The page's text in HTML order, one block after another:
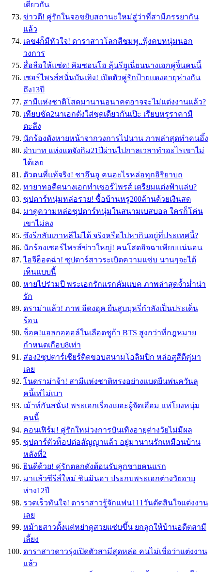
เดียวกัน
ข่าวดี! คู่รักในจอขยับสถานะใหม่สู่ว่าที่สามีภรรยากัน
แล้ว
เลข4ก็มีหัวใจ! ดาราสาวโลกสีชมพู..ฟุ้งคบหนุ่มนอก
วงการ
สื่อลือให้แซ่ด! คิมซอนโฮ ลุ้นรียูเนี่ยนนางเอกคู่จิ้นคนนี้
เซอร์ไพรส์สนั่นบันเทิง! เปิดตัวคู่รักป้ายแดงอายุห่างกัน
ถึง13ปี
สามีแห่งชาติโสดมานานอนาคตอาจจะไม่แต่งงานแล้ว?
เทียบชัด2นาเอกดังใส่ชุดเดียวกันเป๊ะ เรียบหรูราคามี
ตะลึง
นักร้องดังหายหน้าจากวงการไปนาน ภาพล่าสุดทำคนอึ้ง
ฝ่าบาท แห่งแดจังกึม21ปีผ่านไปกาลเวลาทำอะไรเขาไม่
ได้เลย
ตัวตนที่แท้จริง! ชาอึนอู คนอะไรหล่อทุกอิริยาบถ
ทายาทอดีตนางเอกทำเซอร์ไพรส์ เตรียมแต่งฟ้าแล่บ?
ซุปตาร์หนุ่มหล่อรวย! ซื้อบ้านหรู200ล้านด้วยเงินสด
มาดูความหล่อซุปตาร์หนุ่มในสนามเบสบอล ใครก็โค่น
เขาไม่ลง
ซึงรีกลับเกาหลีไม่ได้ จริงหรือไปหากินอยู่ที่ประเทศนี้?
นักร้องเซอร์ไพรส์ข่าวใหญ่! คนโสดอิจฉาเพียบแน่นอน
ไอจีฮ็อตฉ่า! ซุปตาร์สาวระเบิดความแซ่บ นานๆจะได้
เห็นแบบนี้
หายไปร่วมปี พระเอกรักเเรกคัมเเบค ภาพล่าสุดจ้ำม่ำน่า
รัก
ดราม่าเเล้ว! ภาพ อีดงอุค ยืนสูบบุหรี่กำลังเป็นประเด็น
ร้อน
ช็อค!แอลกอฮอล์ในเลือดชูก้า BTS สูงกว่าที่กฎหมาย
กำหนดเกือบ8เท่า
ส่อง2ซุปตาร์เชียร์ติดขอบสนามโอลิมปิก หล่อสูสีตีคู่มา
เลย
โนดราม่าจ้า! สามีเเห่งชาติทรงอย่างเเบดยืนพ่นควันลุ
คนี้เท่ไม่เบา
เม้าท์กันสนั่น! พระเอกเรื่องเยอะผู้จัดเอือม เเห่โยงหนุ่ม
คนนี้
คอนเฟิร์ม! คู่รักใหม่วงการบันเทิงอายุต่างวัยไม่มีผล
ซุปตาร์ตัวท็อปต่อสัญญาแล้ว อยู่มานานรักเหมือนบ้าน
หลังที่2
ยินดีด้วย! คู่รักตลกดังต้อนรับลูกชายคนแรก
มาแล้วซีรีส์ใหม่ ชินมินอา ประกบพระเอกต่างวัยอายุ
ห่าง12ปี
รวดเร็วทันใจ! ดาราสาวรู้จักแฟน111วันตัดสินใจแต่งงาน
เลย
หม้ายสาวตั้งแต่หย่าดูสวยแซ่บขึ้น ยกลูกให้บ้านอดีตสามี
เลี้ยง
ดาราสาวดาวรุ่งเปิดตัวสามีสุดหล่อ คนไม่เชื่อว่าแต่งงาน
แล้ว